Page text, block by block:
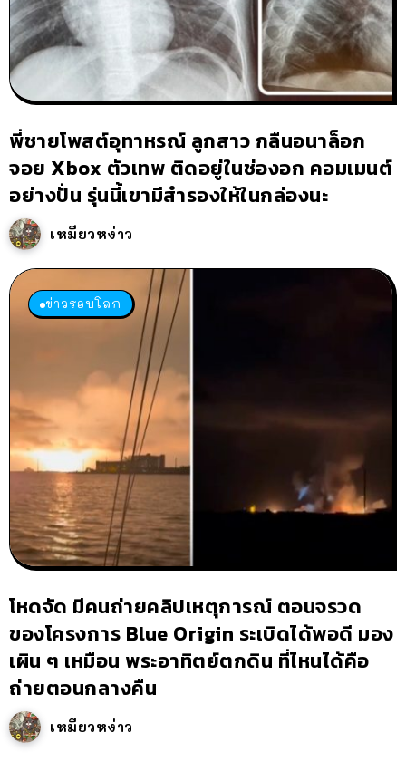
พี่ชายโพสต์อุทาหรณ์ ลูกสาว กลืนอนาล็อก
จอย Xbox ตัวเทพ ติดอยู่ในช่องอก คอมเมนต์
อย่างปั่น รุ่นนี้เขามีสำรองให้ในกล่องนะ
เหมียวหง่าว
ข่าวรอบโลก
โหดจัด มีคนถ่ายคลิปเหตุการณ์ ตอนจรวด
ของโครงการ Blue Origin ระเบิดได้พอดี มอง
เผิน ๆ เหมือน พระอาทิตย์ตกดิน ที่ไหนได้คือ
ถ่ายตอนกลางคืน
เหมียวหง่าว